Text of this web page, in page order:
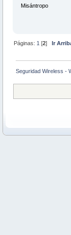
Misántropo
Páginas: 1 [2]Ir
Seguridad Wireless -